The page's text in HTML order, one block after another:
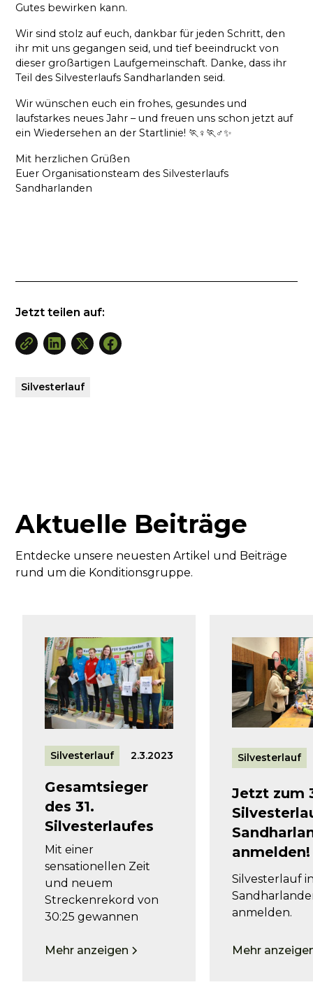
Gutes bewirken kann.
Wir sind stolz auf euch, dankbar für jeden Schritt, den
ihr mit uns gegangen seid, und tief beeindruckt von
dieser großartigen Laufgemeinschaft. Danke, dass ihr
Teil des Silvesterlaufs Sandharlanden seid.
Wir wünschen euch ein frohes, gesundes und
laufstarkes neues Jahr – und freuen uns schon jetzt auf
ein Wiedersehen an der Startlinie! 🏃♀️🏃♂️✨
Mit herzlichen Grüßen
Euer Organisationsteam des Silvesterlaufs
Sandharlanden
Jetzt teilen auf:
Silvesterlauf
Aktuelle Beiträge
Entdecke unsere neuesten Artikel und Beiträge
rund um die Konditionsgruppe.
Silvesterlauf 2.3.2023
Gesamtsieger
des 31.
Silvesterlaufes
Mit einer
sensationellen Zeit
und neuem
Streckenrekord von
30:25 gewannen
Mehr anzeigen
Silvesterlauf
Jetzt zum
anmelden!
Silvesterlauf
anmelden.
Mehr